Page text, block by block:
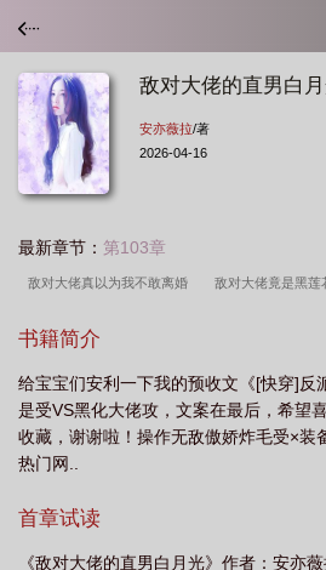
敌对大佬的直男白
安亦薇拉/著
2026-04-16
最新章节： 第103章
敌对大佬真以为我不敢离婚 敌对大佬竟是黑莲
游 敌对abo
书籍简介
给宝宝们安利一下我的预收文《[快穿]反
是受VS黑化大佬攻，文案在最后，希望
收藏，谢谢啦！操作无敌傲娇炸毛受×装
热门网..
首章试读
《敌对大佬的直男白月光》作者：安亦